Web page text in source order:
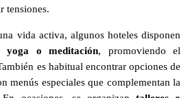
tensiones.
vida activa, algunos hoteles disponen
yoga o meditación, promoviendo el
es habitual encontrar opciones de
menús especiales que complementan la